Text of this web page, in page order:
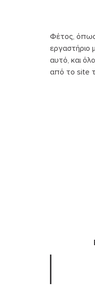
Φέτος, όπως
εργαστήριο
αυτό, και
από το site